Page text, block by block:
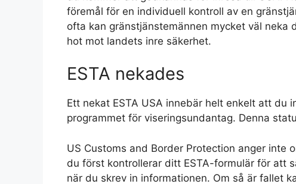
föremål för en individuell kontroll av en
ofta kan gränstjänstemännen mycket väl
hot mot landets inre säkerhet.
ESTA nekades
Ett nekat ESTA USA innebär helt enkelt att du
programmet för viseringsundantag. Denna
US Customs and Border Protection anger inte
du först kontrollerar ditt ESTA-formulär för att
när du skrev in informationen. Om så är fallet